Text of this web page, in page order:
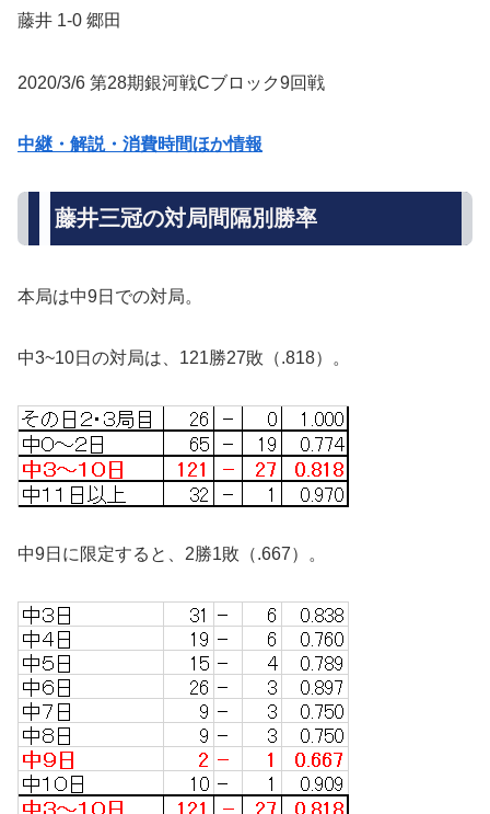
藤井 1-0 郷田
2020/3/6 第28期銀河戦Cブロック9回戦
中継・解説・消費時間ほか情報
藤井三冠の対局間隔別勝率
本局は中9日での対局。
中3~10日の対局は、121勝27敗（.818）。
中9日に限定すると、2勝1敗（.667）。